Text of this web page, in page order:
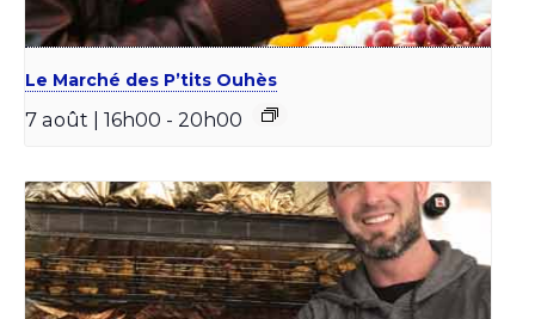
Le Marché des P’tits Ouhès
7 août | 16h00 - 20h00